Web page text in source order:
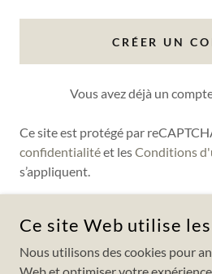
CRÉER UN
Vous avez déjà un
Ce site est protégé par
confidentialitéet lesConditions
s’appliquent.
QUÉBEC (QC)
Ce site Web utilise
Nous utilisons des cookies pour